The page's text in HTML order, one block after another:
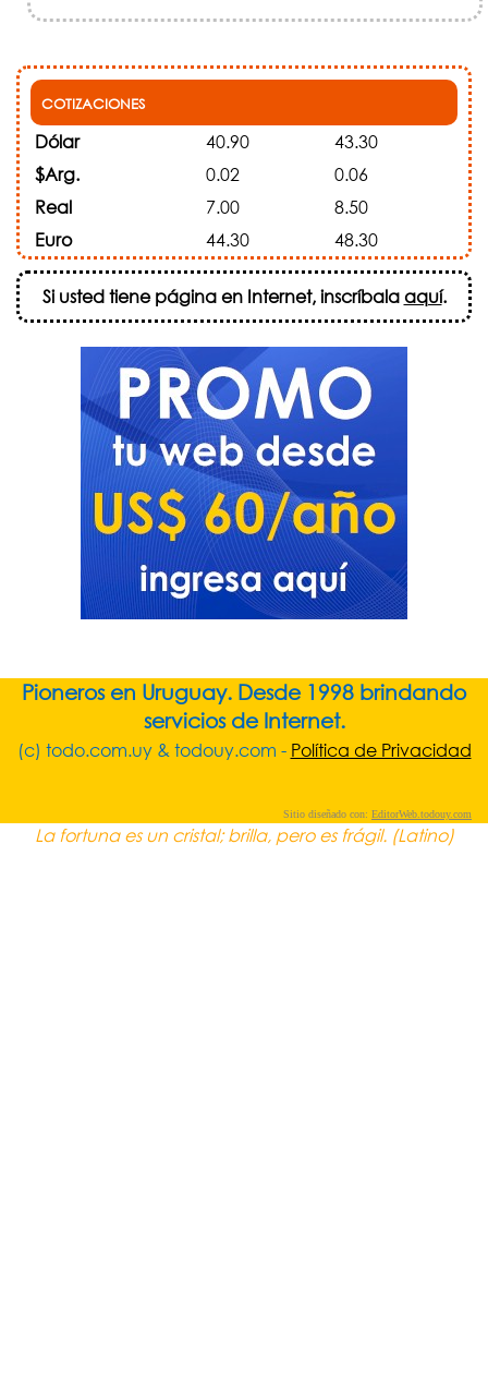
COTIZACIONES
Dólar 40.90
43.30
$Arg.
0.02
0.06
Real
7.00
8.50
Euro
44.30 48.30
Si usted tiene página en Internet, inscríbalaaquí.
Pioneros en Uruguay. Desde 1998 brindando
servicios de Internet.
(c) todo.com.uy & todouy.com - Política de Privacidad
Sitio diseñado con: EditorWeb.todouy.com
La fortuna es un cristal; brilla, pero es frágil. (Latino)